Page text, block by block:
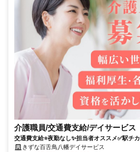
介護職員/交通費支給/デイサービス
交通費支給⭐️夜勤なし✨担当者オススメ✅️駅チカ
きずな百舌鳥八幡デイサービス